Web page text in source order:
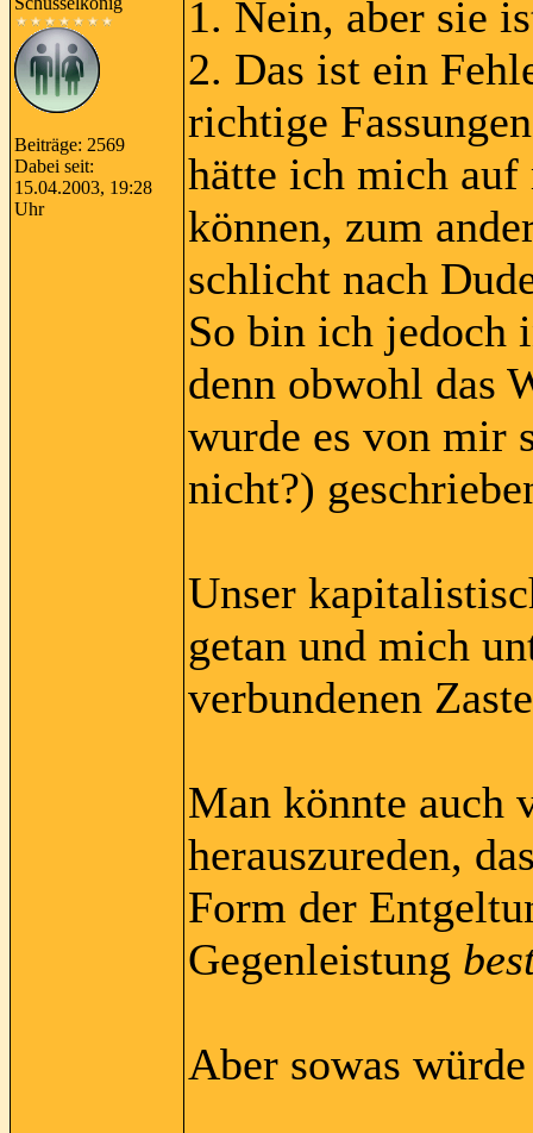
Beiträge: 2569
Dabei seit:
15.04.2003, 19:28
Uhr
1. Nein, aber sie
2. Das ist ein
richtige
hätte ich mich auf
können, zum
schlicht nach
So bin ich jedoch
denn obwohl das
wurde es von mir
nicht?)
Unser
getan und mich
verbundenen
Man könnte auch
herauszureden,
Form der
Gegenleistung
Aber sowas